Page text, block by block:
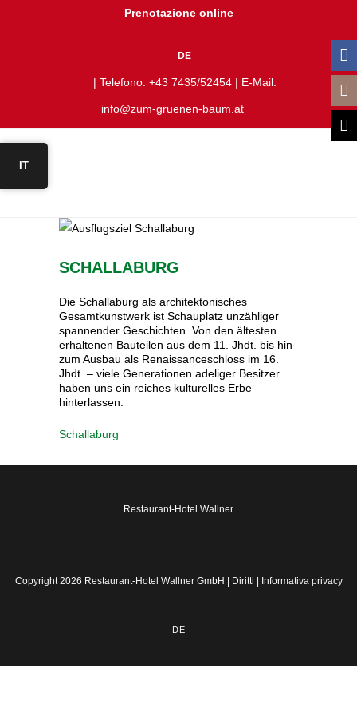
Prenotazione online
DE
| Telefono: +43 7435/52454| E-Mail:
info@zum-gruenen-baum.at
SCHALLABURG
Die Schallaburg als architektonisches
Gesamtkunstwerk ist Schauplatz unzähliger
spannender Geschichten. Von den ältesten
erhaltenen Bauteilen aus dem 11. Jhdt. bis hin
zum Ausbau als Renaissanceschloss im 16.
Jhdt. – viele Generationen adeliger Besitzer
haben uns ein reiches kulturelles Erbe
hinterlassen.
Schallaburg
Restaurant-Hotel Wallner
Copyright 2026 Restaurant-Hotel Wallner GmbH | Diritti Informativa privacy
DE
IT